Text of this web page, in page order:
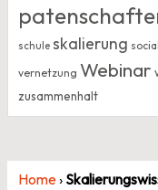
schule skalierung
vernetzung Webinar
zusammenhalt
Home›